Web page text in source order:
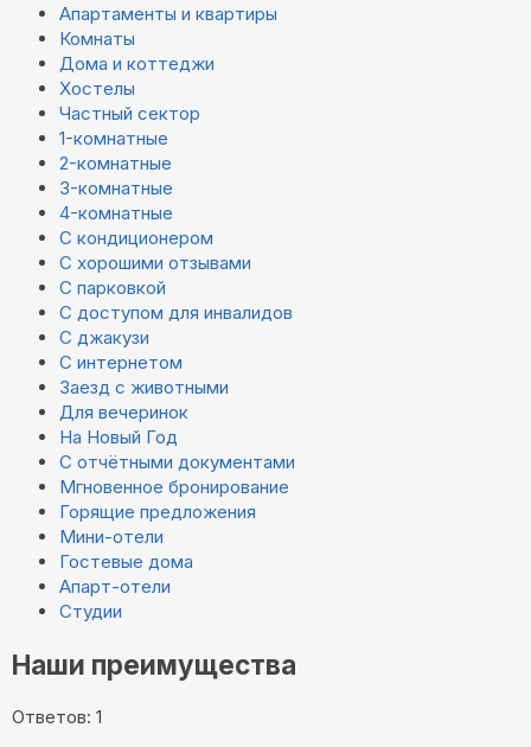
Апартаменты и квартиры
Комнаты
Дома и коттеджи
Хостелы
Частный сектор
1-комнатные
2-комнатные
3-комнатные
4-комнатные
С кондиционером
С хорошими отзывами
С парковкой
С доступом для инвалидов
С джакузи
С интернетом
Заезд с животными
Для вечеринок
На Новый Год
С отчётными документами
Мгновенное бронирование
Горящие предложения
Мини-отели
Гостевые дома
Апарт-отели
Студии
Наши преимущества
Ответов: 1